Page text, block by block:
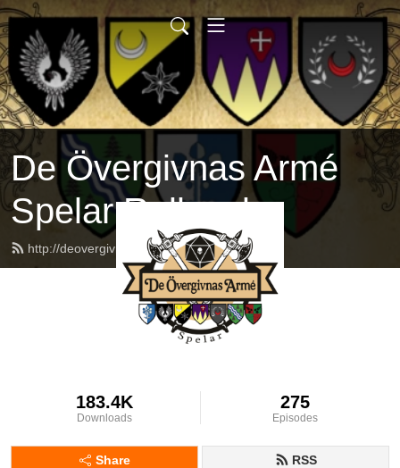
De Övergivnas Armé
Spelar Rollspel
http://deovergivnasarme.se/feed.xml
183.4K
Downloads
275
Episodes
Share RSS